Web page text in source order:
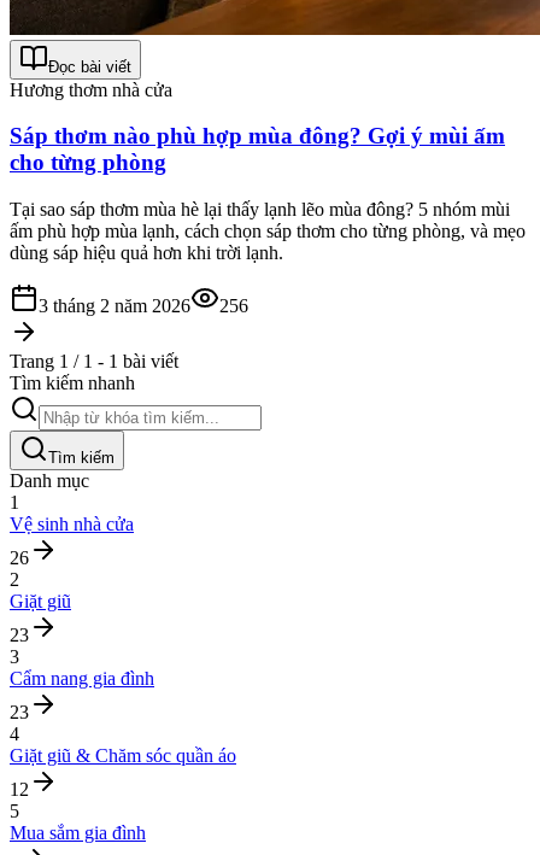
Đọc bài viết
Hương thơm nhà cửa
Sáp thơm nào phù hợp mùa đông? Gợi ý mùi ấm
cho từng phòng
Tại sao sáp thơm mùa hè lại thấy lạnh lẽo mùa đông? 5 nhóm mùi
ấm phù hợp mùa lạnh, cách chọn sáp thơm cho từng phòng, và mẹo
dùng sáp hiệu quả hơn khi trời lạnh.
3 tháng 2 năm 2026 256
Trang 1 / 1 - 1 bài viết
Tìm kiếm nhanh
Tìm kiếm
Danh mục
1
Vệ sinh nhà cửa
26
2
Giặt giũ
23
3
Cẩm nang gia đình
23
4
Giặt giũ & Chăm sóc quần áo
12
5
Mua sắm gia đình